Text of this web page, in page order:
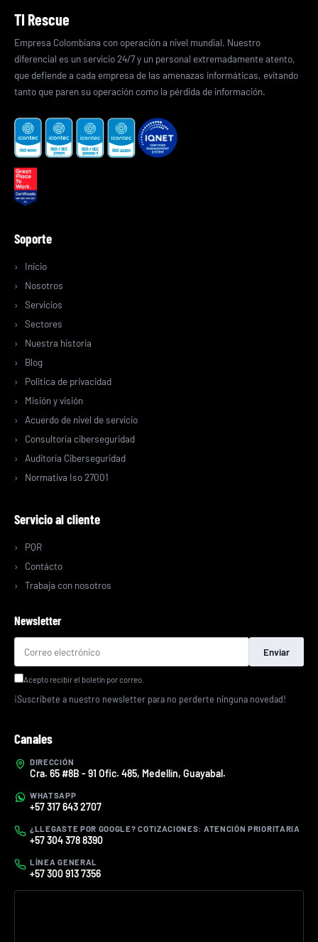
TI Rescue
Empresa Colombiana con operación a nivel mundial. Nuestro
diferencial es un servicio 24/7 y un personal extremadamente atento,
que defiende a cada empresa de las amenazas informáticas, evitando
tanto que paren su operación como la pérdida de información.
Soporte
Inicio
Nosotros
Servicios
Sectores
Nuestra historia
Blog
Politica de privacidad
Misión y visión
Acuerdo de nivel de servicio
Consultoría ciberseguridad
Auditoría Ciberseguridad
Normativa Iso 27001
Servicio al cliente
PQR
Contácto
Trabaja con nosotros
Newsletter
Enviar
Acepto recibir el boletín por correo.
¡Suscríbete a nuestro newsletter para no perderte ninguna novedad!
Canales
DIRECCIÓN
Cra. 65 #8B - 91 Ofic. 485, Medellín, Guayabal.
WHATSAPP
+57 317 643 2707
¿LLEGASTE POR GOOGLE? COTIZACIONES: ATENCIÓN PRIORITARIA
+57 304 378 8390
LÍNEA GENERAL
+57 300 913 7356